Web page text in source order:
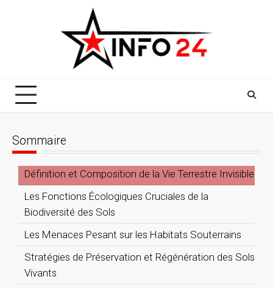
Sommaire
Définition et Composition de la Vie Terrestre Invisible
Les Fonctions Écologiques Cruciales de la
Biodiversité des Sols
Les Menaces Pesant sur les Habitats Souterrains
Stratégies de Préservation et Régénération des Sols
Vivants